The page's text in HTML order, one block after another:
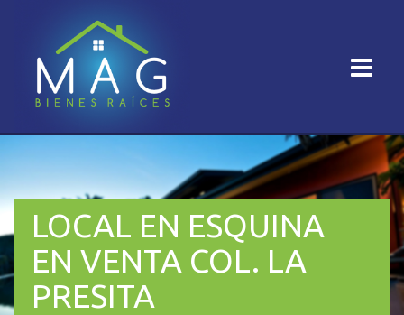
LOCAL EN ESQUINA
EN VENTA COL. LA
PRESITA